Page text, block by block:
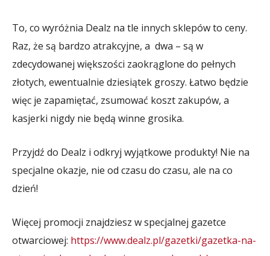
To, co wyróżnia Dealz na tle innych sklepów to ceny.
Raz, że są bardzo atrakcyjne, a dwa – są w
zdecydowanej większości zaokrąglone do pełnych
złotych, ewentualnie dziesiątek groszy. Łatwo będzie
więc je zapamiętać, zsumować koszt zakupów, a
kasjerki nigdy nie będą winne grosika.
Przyjdź do Dealz i odkryj wyjątkowe produkty! Nie na
specjalne okazje, nie od czasu do czasu, ale na co
dzień!
Więcej promocji znajdziesz w specjalnej gazetce
otwarciowej: https://www.dealz.pl/gazetki/gazetka-na-